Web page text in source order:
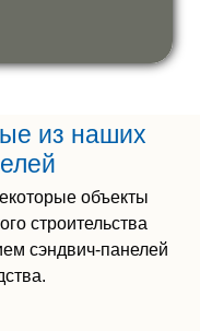
из наших
объекты
строительства
сэндвич-панелей